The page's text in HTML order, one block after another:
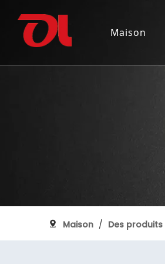
Maison
Maison / Des produits